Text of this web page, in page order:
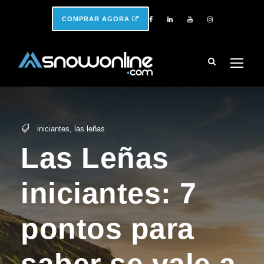
COMPRAR AGORA
iniciantes, las leñas
Las Leñas
iniciantes: 7
pontos para